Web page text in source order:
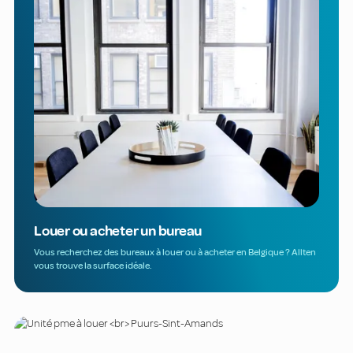
Louer ou acheter un bureau
Vous recherchez des bureaux à louer ou à acheter en Belgique ? Allten
vous trouve la surface idéale.